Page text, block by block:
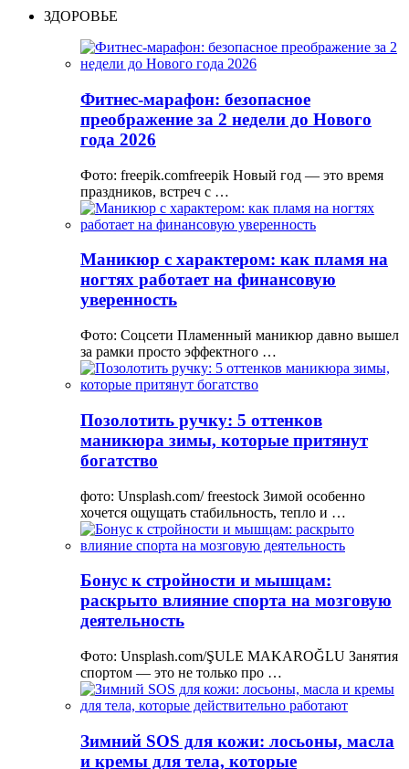
ЗДОРОВЬЕ
Фитнес-марафон: безопасное
преображение за 2 недели до Нового
года 2026
Фото: freepik.comfreepik Новый год — это время
праздников, встреч с …
Маникюр с характером: как пламя на
ногтях работает на финансовую
уверенность
Фото: Соцсети Пламенный маникюр давно вышел
за рамки просто эффектного …
Позолотить ручку: 5 оттенков
маникюра зимы, которые притянут
богатство
фото: Unsplash.com/ freestock Зимой особенно
хочется ощущать стабильность, тепло и …
Бонус к стройности и мышцам:
раскрыто влияние спорта на мозговую
деятельность
Фото: Unsplash.com/ŞULE MAKAROĞLU Занятия
спортом — это не только про …
Зимний SOS для кожи: лосьоны, масла
и кремы для тела, которые